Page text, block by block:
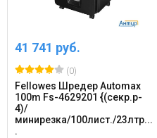
41 741 руб.
(0)
Fellowes Шредер Automax
100m Fs-4629201 {(секр.p-
4)/
минирезка/100лист./23лтр...
.